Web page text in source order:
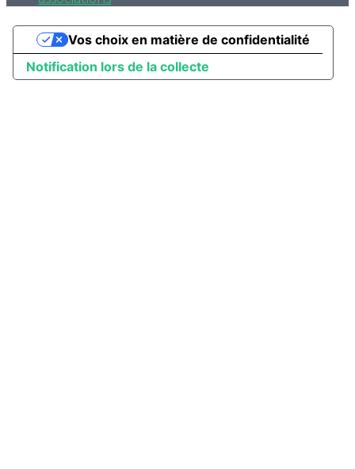
Notification lors de la collecte
Vos choix en matière de confidentialité